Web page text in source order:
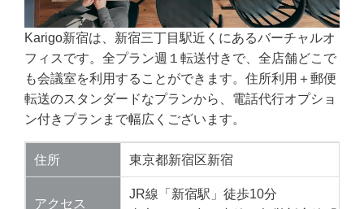
Karigo新宿は、新宿三丁目駅近くにあるバーチャルオ
フィスです。全プラン週１転送付きで、全店舗どこで
も会議室を利用することができます。住所利用＋郵便
転送のスタンダードなプランから、電話代行オプショ
ン付きプランまで幅広くございます。
住所 東京都新宿区新宿
アクセス
JR線「新宿駅」徒歩10分